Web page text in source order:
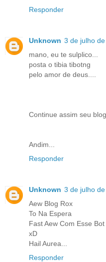
Responder
Unknown 3 de julho
mano, eu te sulplico...
posta o tibia tibotng
pelo amor de deus....
Continue assim seu
Andim...
Responder
Unknown 3 de julho
Aew Blog Rox
To Na Espera
Fast Aew Com Esse Bot
xD
Hail Aurea...
Responder